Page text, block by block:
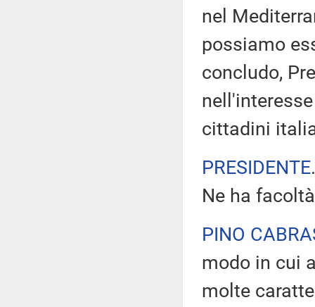
nel
possiamo
concludo,
cittadini
PRESIDENTE
Ne ha
PINO
modo in cui
molte